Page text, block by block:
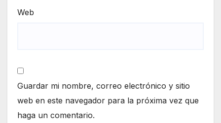
Web
Guardar mi nombre, correo electrónico y sitio
web en este navegador para la próxima vez que
haga un comentario.